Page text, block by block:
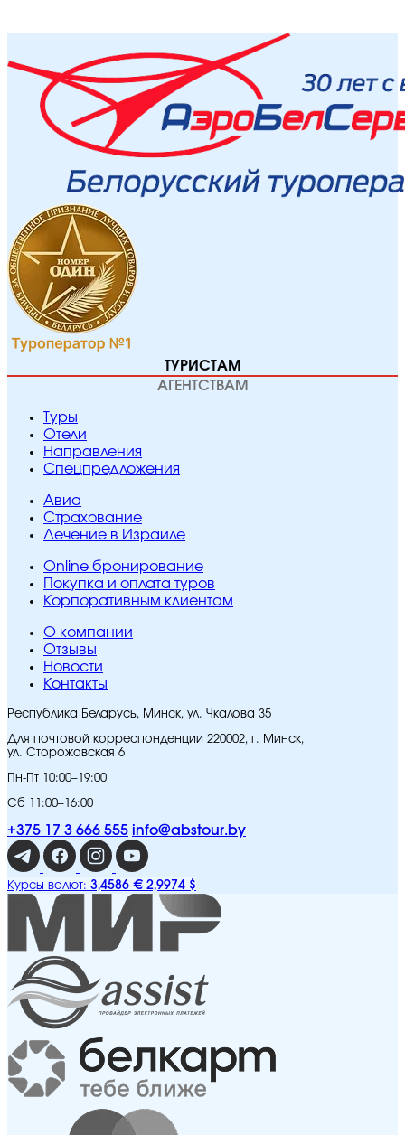
ТУРИСТАМ
АГЕНТСТВАМ
Туры
Отели
Направления
Спецпредложения
Авиа
Страхование
Лечение в Израиле
Online бронирование
Покупка и оплата туров
Корпоративным клиентам
O компании
Отзывы
Новости
Контакты
Республика Беларусь, Минск, ул. Чкалова 35
Для почтовой корреспонденции 220002, г. Минск,
ул. Сторожовская 6
Пн-Пт 10:00–19:00
Сб 11:00–16:00
+375 17 3 666 555 info@abstour.by
Курсы валют: 3,4586 € 2,9974 $